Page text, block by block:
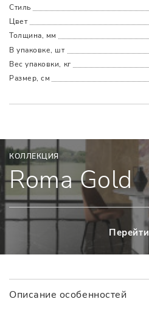
Стиль
Цвет
Толщина, мм
В упаковке, шт
Вес упаковки, кг
Размер, см
КОЛЛЕКЦИЯ
Roma Gold
Перейти
Описание особенностей